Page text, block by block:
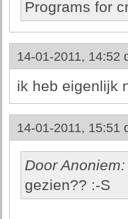
Programs for
14-01-2011, 14:52
ik heb eigenlijk
14-01-2011, 15:51
Door Anoniem:
gezien?? :-S